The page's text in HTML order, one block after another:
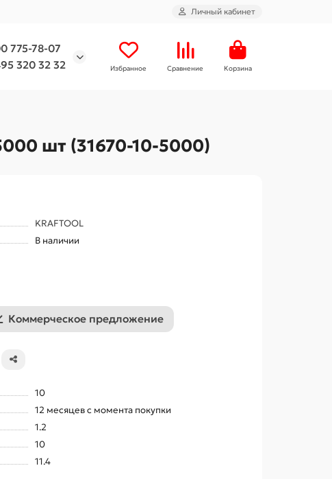
Личный кабинет
775-78-07
320 32 32
Избранное Сравнение Корзина
шт (31670-10-5000)
KRAFTOOL
В наличии
Коммерческое предложение
10
12 месяцев с момента покупки
1.2
10
11.4